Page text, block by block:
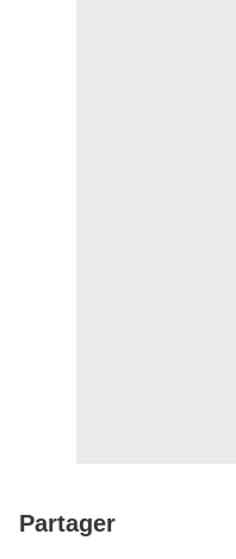
Partager